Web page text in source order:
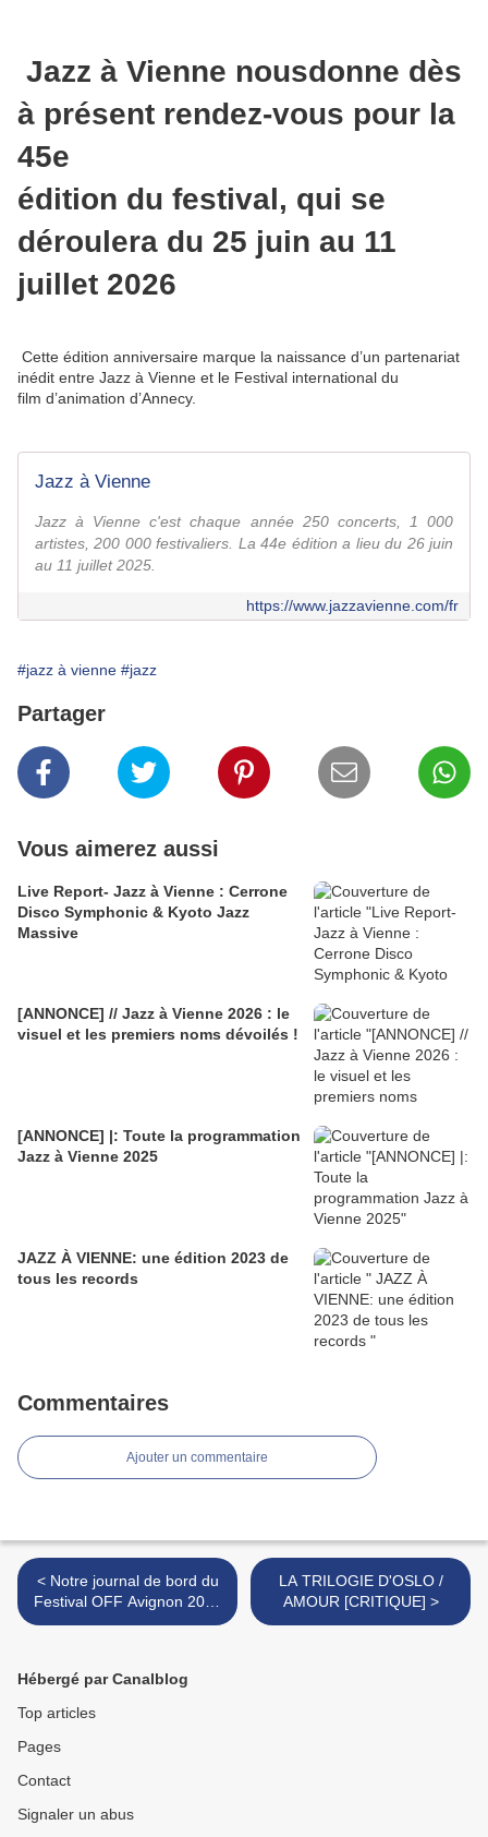
Jazz à Vienne nousdonne dès
à présent rendez-vous pour la
45e
édition du festival, qui se
déroulera du 25 juin au 11
juillet 2026
Cette édition anniversaire marque la naissance d’un partenariat
inédit entre Jazz à Vienne et le Festival international du
film d’animation d’Annecy.
Jazz à Vienne
Jazz à Vienne c'est chaque année 250 concerts, 1 000
artistes, 200 000 festivaliers. La 44e édition a lieu du 26 juin
au 11 juillet 2025.
https://www.jazzavienne.com/fr
#jazz à vienne #jazz
Partager
Vous aimerez aussi
Live Report- Jazz à Vienne : Cerrone
Disco Symphonic & Kyoto Jazz
Massive
[ANNONCE] // Jazz à Vienne 2026 : le
visuel et les premiers noms dévoilés !
[ANNONCE] |: Toute la programmation
Jazz à Vienne 2025
JAZZ À VIENNE: une édition 2023 de
tous les records
Commentaires
Ajouter un commentaire
< Notre journal de bord du
Festival OFF Avignon 2025
: Jour 4
LA TRILOGIE D'OSLO /
AMOUR [CRITIQUE] >
Hébergé par Canalblog
Top articles
Pages
Contact
Signaler un abus